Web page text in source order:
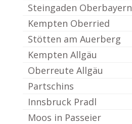
Steingaden Oberbayern
Kempten Oberried
Stötten am Auerberg
Kempten Allgäu
Oberreute Allgäu
Partschins
Innsbruck Pradl
Moos in Passeier